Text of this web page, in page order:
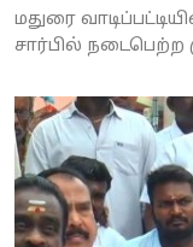
மதுரை
சார்பில்